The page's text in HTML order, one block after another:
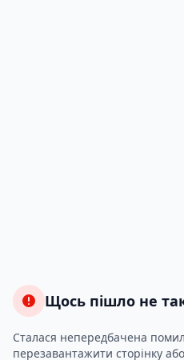
Щось пішло не
Сталася непередбачена
перезавантажити сторінку